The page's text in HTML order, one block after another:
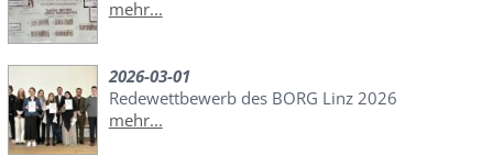
mehr...
2026-03-01
Redewettbewerb des BORG Linz 2026
mehr...